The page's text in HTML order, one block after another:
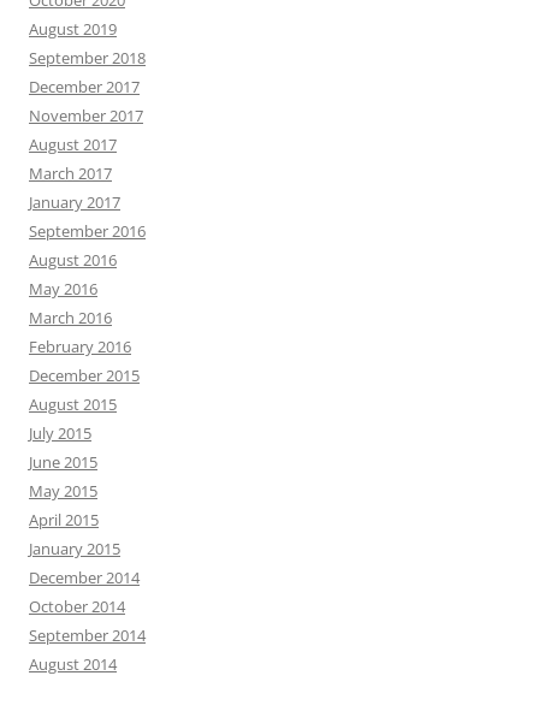
August 2019
September 2018
December 2017
November 2017
August 2017
March 2017
January 2017
September 2016
August 2016
May 2016
March 2016
February 2016
December 2015
August 2015
July 2015
June 2015
May 2015
April 2015
January 2015
December 2014
October 2014
September 2014
August 2014